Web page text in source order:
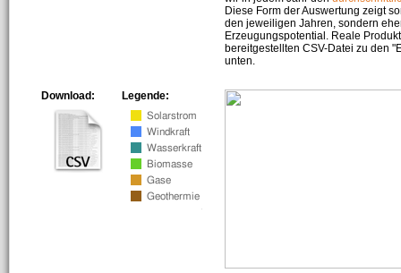
Diese Form der Auswertung zeigt
den jeweiligen Jahren, sondern
Erzeugungspotential. Reale
bereitgestellten CSV-Datei zu den
unten.
Legende:
Download: